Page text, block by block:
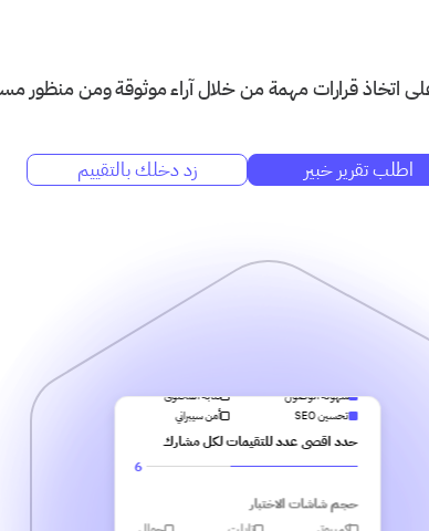
اتخاذ قرارات مهمة من خلال آراء موثوقة ومن منظور
اطلب تقرير خبير زد دخلك بالتقييم
عدد المشاركين المحددين
سهولة الوصول
تحسين SEO
كتابة المحتوى
أمن سيبراني
حدد اقصى عدد للتقيمات لكل مشارك
6
كمبيوتر
تابلت